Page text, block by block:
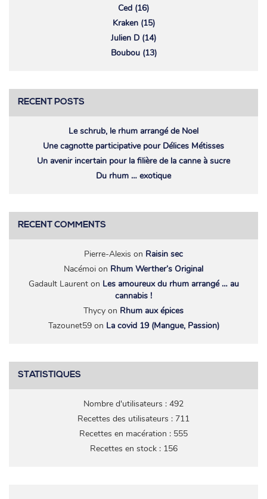
Ced (16)
Kraken (15)
Julien D (14)
Boubou (13)
RECENT POSTS
Le schrub, le rhum arrangé de Noel
Une cagnotte participative pour Délices Métisses
Un avenir incertain pour la filière de la canne à sucre
Du rhum … exotique
RECENT COMMENTS
Pierre-Alexis on Raisin sec
Nacémoi on Rhum Werther’s Original
Gadault Laurenton Les amoureux du rhum arrangé … au
cannabis !
Thycy on Rhum aux épices
Tazounet59on La covid 19 (Mangue, Passion)
STATISTIQUES
Nombre d'utilisateurs : 492
Recettes des utilisateurs : 711
Recettes en macération : 555
Recettes en stock : 156